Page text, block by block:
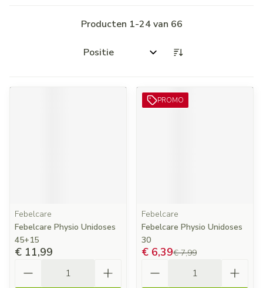
Producten 1-24van 66
Sorteer op:
Febelcare
Febelcare Physio Unidoses
45+15
€ 11,99
PROMO
Febelcare
Febelcare Physio Unidoses
30
€ 7,99
€ 6,39